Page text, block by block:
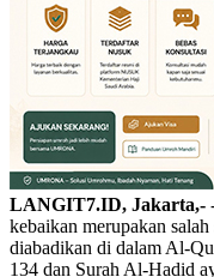
LANGIT7.ID, Jakarta,-
kebaikan merupakan
diabadikan di dalam Al-
134 dan Surah Al-Hadid